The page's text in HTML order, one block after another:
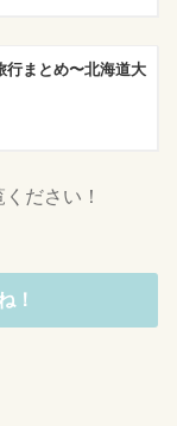
行まとめ〜北海道大
ださい！
！